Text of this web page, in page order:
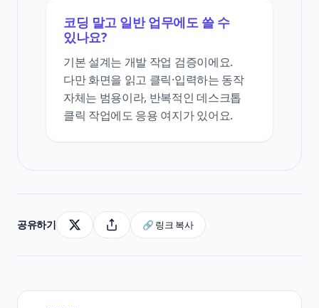
코딩 말고 일반 업무에도 쓸 수
있나요?
기본 설계는 개발 작업 검증이에요.
다만 화면을 읽고 클릭·입력하는 동작
자체는 범용이라, 반복적인 데스크톱
클릭 작업에도 응용 여지가 있어요.
공유하기 🔗 링크 복사